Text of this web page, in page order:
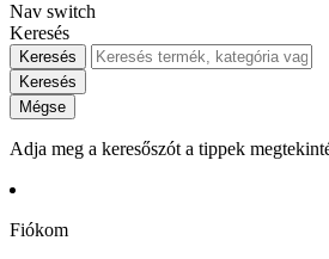
Nav switch
Keresés
Keresés
Keresés
Mégse
Adja meg a keresőszót a tippek
Fiókom